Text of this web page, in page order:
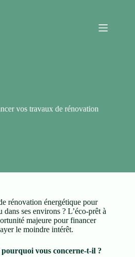
vos travaux de rénovation
rénovation énergétique pour
ses environs ? L’éco-prêt à
majeure pour financer
le moindre intérêt.
pourquoi vous concerne-t-il ?